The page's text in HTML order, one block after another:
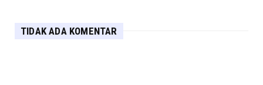
TIDAK ADA KOMENTAR